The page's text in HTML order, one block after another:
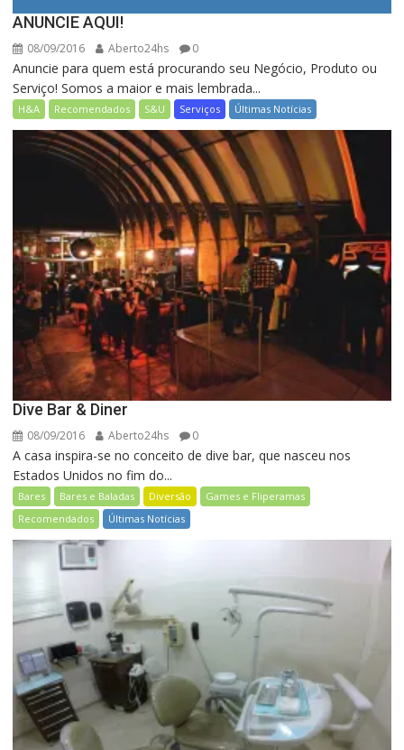
ANUNCIE AQUI!
08/09/2016 Aberto24hs 0
Anuncie para quem está procurando seu Negócio, Produto ou
Serviço! Somos a maior e mais lembrada...
H&A Recomendados S&U Serviços Últimas Notícias
Dive Bar & Diner
08/09/2016 Aberto24hs 0
A casa inspira-se no conceito de dive bar, que nasceu nos
Estados Unidos no fim do...
Bares Bares e Baladas Diversão
Games e Fliperamas
Recomendados
Últimas Notícias